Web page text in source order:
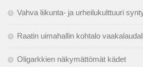
Vahva liikunta- ja urheilukulttuuri
Raatin uimahallin kohtalo
Oligarkkien näkymättömät kädet